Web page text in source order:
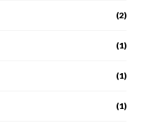
(2)
(1)
(1)
(1)